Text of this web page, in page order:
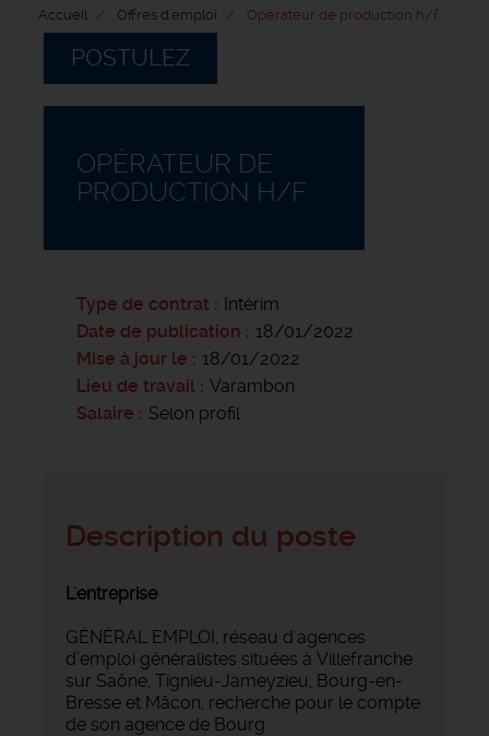
Accueil Offres d'emploi Opérateur de production h/f
POSTULEZ
OPÉRATEUR DE
PRODUCTION H/F
Type de contrat
Intérim
Date de publication
18/01/2022
Mise à jour le
18/01/2022
Lieu de travail
Varambon
Salaire
Selon profil
Description du poste
L'entreprise
GÉNÉRAL EMPLOI, réseau d'agences
d’emploi généralistes situées à Villefranche
sur Saône, Tignieu-Jameyzieu, Bourg-en-
Bresse et Mâcon, recherche pour le compte
de son agence de Bourg.